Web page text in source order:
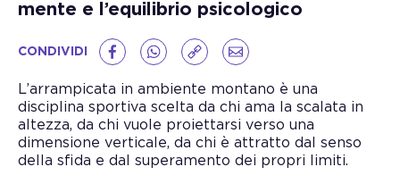
mente e l’equilibrio psicologico
CONDIVIDI
L’arrampicata in ambiente montano è una
disciplina sportiva scelta da chi ama la scalata in
altezza, da chi vuole proiettarsi verso una
dimensione verticale, da chi è attratto dal senso
della sfida e dal superamento dei propri limiti.